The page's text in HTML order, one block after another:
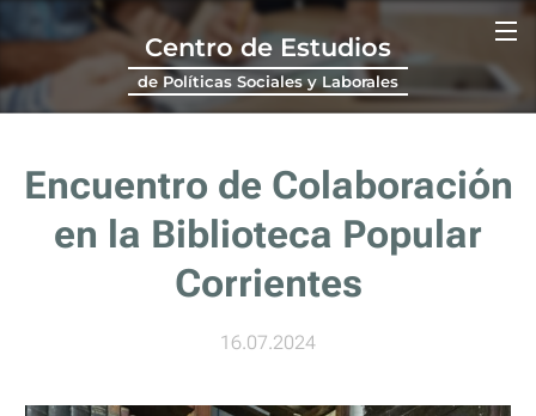
Centro de Estudios
de Políticas Sociales y Laborales
Encuentro de Colaboración
en la Biblioteca Popular
Corrientes
16.07.2024